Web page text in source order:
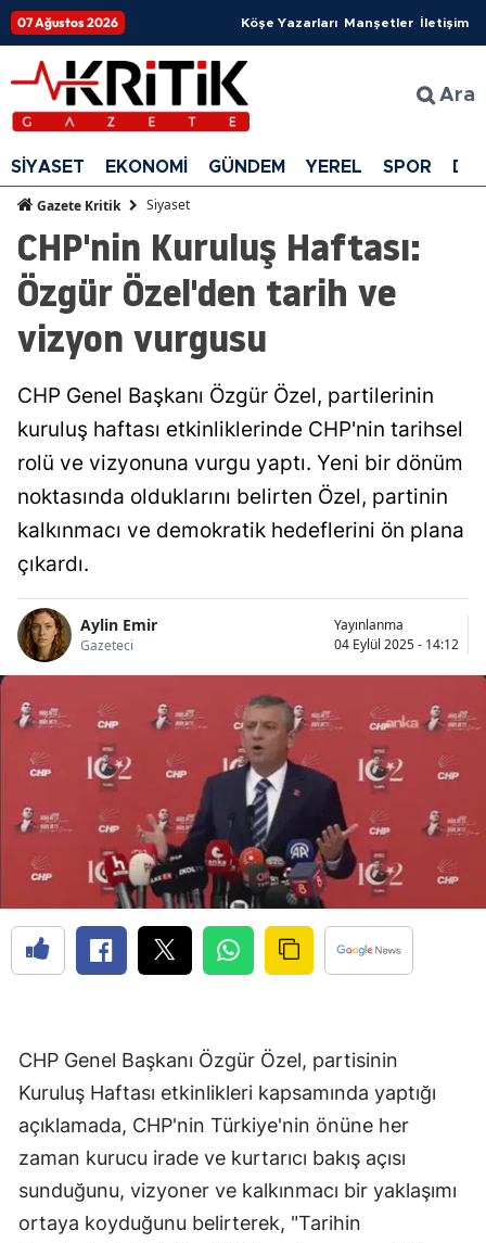
07 Ağustos 2026 Köşe Yazarları Manşetler İletişim
Ara
SİYASET EKONOMİ GÜNDEM YEREL SPOR
Gazete Kritik Siyaset
CHP'nin Kuruluş Haftası:
Özgür Özel'den tarih ve
vizyon vurgusu
CHP Genel Başkanı Özgür Özel, partilerinin
kuruluş haftası etkinliklerinde CHP'nin tarihsel
rolü ve vizyonuna vurgu yaptı. Yeni bir dönüm
noktasında olduklarını belirten Özel, partinin
kalkınmacı ve demokratik hedeflerini ön plana
çıkardı.
Aylin Emir
Gazeteci
Yayınlanma
04 Eylül 2025 - 14:12
CHP Genel Başkanı Özgür Özel, partisinin
Kuruluş Haftası etkinlikleri kapsamında yaptığı
açıklamada, CHP'nin Türkiye'nin önüne her
zaman kurucu irade ve kurtarıcı bakış açısı
sunduğunu, vizyoner ve kalkınmacı bir yaklaşımı
ortaya koyduğunu belirterek, "Tarihin